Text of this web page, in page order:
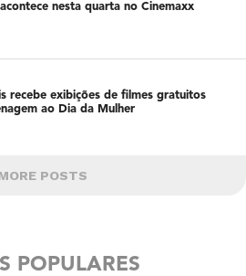
nesta quarta no Cinemaxx
recebe exibições de filmes gratuitos
ao Dia da Mulher
POSTS
POPULARES